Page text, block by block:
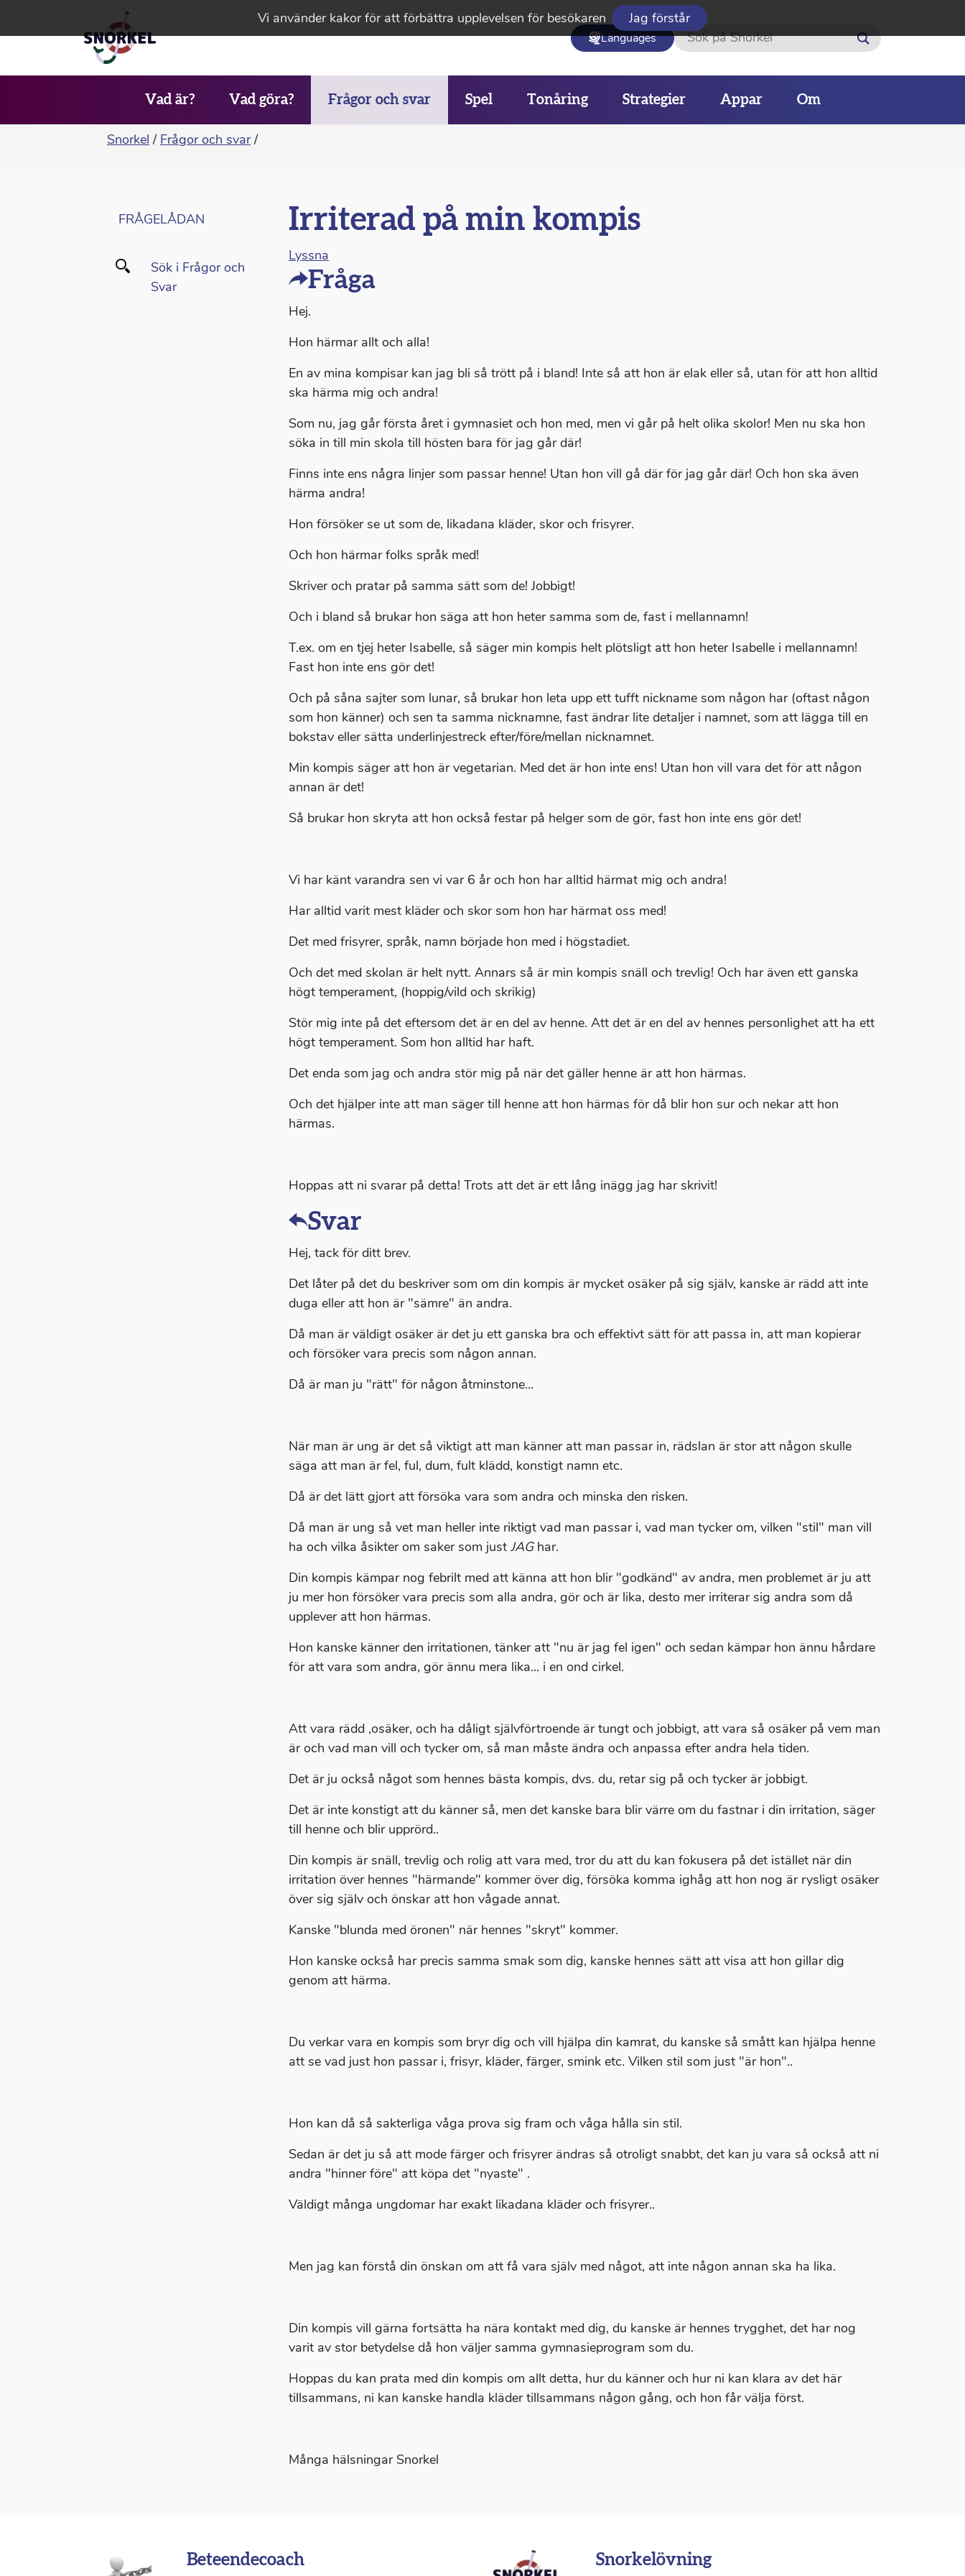
Vi använder kakor för att förbättra upplevelsen för besökaren Jag förstår
Languages Sök
Vad är? Vad göra? Frågor och svar Spel Tonåring Strategier Appar Om
Snorkel / Frågor och svar /
FRÅGELÅDAN
Sök i Frågor och
Svar
Irriterad på min kompis
Lyssna
Fråga
Hej.
Hon härmar allt och alla!
En av mina kompisar kan jag bli så trött på i bland! Inte så att hon är elak eller så, utan för att hon alltid
ska härma mig och andra!
Som nu, jag går första året i gymnasiet och hon med, men vi går på helt olika skolor! Men nu ska hon
söka in till min skola till hösten bara för jag går där!
Finns inte ens några linjer som passar henne! Utan hon vill gå där för jag går där! Och hon ska även
härma andra!
Hon försöker se ut som de, likadana kläder, skor och frisyrer.
Och hon härmar folks språk med!
Skriver och pratar på samma sätt som de! Jobbigt!
Och i bland så brukar hon säga att hon heter samma som de, fast i mellannamn!
T.ex. om en tjej heter Isabelle, så säger min kompis helt plötsligt att hon heter Isabelle i mellannamn!
Fast hon inte ens gör det!
Och på såna sajter som lunar, så brukar hon leta upp ett tufft nickname som någon har (oftast någon
som hon känner) och sen ta samma nicknamne, fast ändrar lite detaljer i namnet, som att lägga till en
bokstav eller sätta underlinjestreck efter/före/mellan nicknamnet.
Min kompis säger att hon är vegetarian. Med det är hon inte ens! Utan hon vill vara det för att någon
annan är det!
Så brukar hon skryta att hon också festar på helger som de gör, fast hon inte ens gör det!
Vi har känt varandra sen vi var 6 år och hon har alltid härmat mig och andra!
Har alltid varit mest kläder och skor som hon har härmat oss med!
Det med frisyrer, språk, namn började hon med i högstadiet.
Och det med skolan är helt nytt. Annars så är min kompis snäll och trevlig! Och har även ett ganska
högt temperament, (hoppig/vild och skrikig)
Stör mig inte på det eftersom det är en del av henne. Att det är en del av hennes personlighet att ha ett
högt temperament. Som hon alltid har haft.
Det enda som jag och andra stör mig på när det gäller henne är att hon härmas.
Och det hjälper inte att man säger till henne att hon härmas för då blir hon sur och nekar att hon
härmas.
Hoppas att ni svarar på detta! Trots att det är ett lång inägg jag har skrivit!
Svar
Hej, tack för ditt brev.
Det låter på det du beskriver som om din kompis är mycket osäker på sig själv, kanske är rädd att inte
duga eller att hon är "sämre" än andra.
Då man är väldigt osäker är det ju ett ganska bra och effektivt sätt för att passa in, att man kopierar
och försöker vara precis som någon annan.
Då är man ju "rätt" för någon åtminstone...
När man är ung är det så viktigt att man känner att man passar in, rädslan är stor att någon skulle
säga att man är fel, ful, dum, fult klädd, konstigt namn etc.
Då är det lätt gjort att försöka vara som andra och minska den risken.
Då man är ung så vet man heller inte riktigt vad man passar i, vad man tycker om, vilken "stil" man vill
ha och vilka åsikter om saker som just JAGhar.
Din kompis kämpar nog febrilt med att känna att hon blir "godkänd" av andra, men problemet är ju att
ju mer hon försöker vara precis som alla andra, gör och är lika, desto mer irriterar sig andra som då
upplever att hon härmas.
Hon kanske känner den irritationen, tänker att "nu är jag fel igen" och sedan kämpar hon ännu hårdare
för att vara som andra, gör ännu mera lika... i en ond cirkel.
Att vara rädd ,osäker, och ha dåligt självförtroende är tungt och jobbigt, att vara så osäker på vem man
är och vad man vill och tycker om, så man måste ändra och anpassa efter andra hela tiden.
Det är ju också något som hennes bästa kompis, dvs. du, retar sig på och tycker är jobbigt.
Det är inte konstigt att du känner så, men det kanske bara blir värre om du fastnar i din irritation, säger
till henne och blir upprörd..
Din kompis är snäll, trevlig och rolig att vara med, tror du att du kan fokusera på det istället när din
irritation över hennes "härmande" kommer över dig, försöka komma ighåg att hon nog är rysligt osäker
över sig själv och önskar att hon vågade annat.
Kanske "blunda med öronen" när hennes "skryt" kommer.
Hon kanske också har precis samma smak som dig, kanske hennes sätt att visa att hon gillar dig
genom att härma.
Du verkar vara en kompis som bryr dig och vill hjälpa din kamrat, du kanske så smått kan hjälpa henne
att se vad just hon passar i, frisyr, kläder, färger, smink etc. Vilken stil som just "är hon"..
Hon kan då så sakterliga våga prova sig fram och våga hålla sin stil.
Sedan är det ju så att mode färger och frisyrer ändras så otroligt snabbt, det kan ju vara så också att ni
andra "hinner före" att köpa det "nyaste" .
Väldigt många ungdomar har exakt likadana kläder och frisyrer..
Men jag kan förstå din önskan om att få vara själv med något, att inte någon annan ska ha lika.
Din kompis vill gärna fortsätta ha nära kontakt med dig, du kanske är hennes trygghet, det har nog
varit av stor betydelse då hon väljer samma gymnasieprogram som du.
Hoppas du kan prata med din kompis om allt detta, hur du känner och hur ni kan klara av det här
tillsammans, ni kan kanske handla kläder tillsammans någon gång, och hon får välja först.
Många hälsningar Snorkel
Beteendecoach Snorkelövning